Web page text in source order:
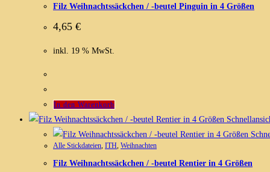
Filz Weihnachtssäckchen / -beutel Pinguin in 4 Größen
4,65 €
inkl. 19 % MwSt.
In den Warenkorb
Alle Stickdateien ITH Weihnachten
Filz Weihnachtssäckchen / -beutel Rentier in 4 Größen